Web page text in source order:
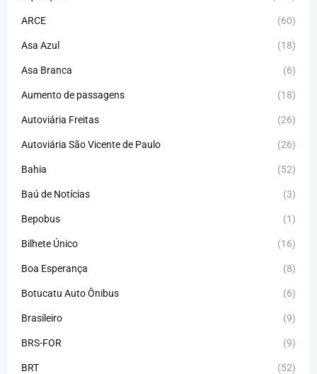
ARCE (60)
Asa Azul (18)
Asa Branca (6)
Aumento de passagens (18)
Autoviária Freitas (26)
Autoviária São Vicente de Paulo (26)
Bahia (52)
Baú de Notícias (3)
Bepobus (1)
Bilhete Único (16)
Boa Esperança (8)
Botucatu Auto Ônibus (6)
Brasileiro (9)
BRS-FOR (9)
BRT (52)